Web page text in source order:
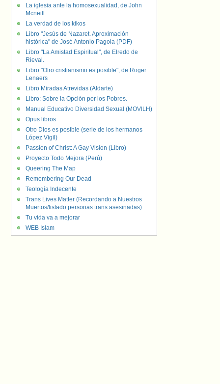
La iglesia ante la homosexualidad, de John
Mcneill
La verdad de los kikos
Libro "Jesús de Nazaret. Aproximación
histórica" de José Antonio Pagola (PDF)
Libro "La Amistad Espiritual", de Elredo de
Rieval.
Libro "Otro cristianismo es posible", de Roger
Lenaers
Libro Miradas Atrevidas (Aldarte)
Libro: Sobre la Opción por los Pobres.
Manual Educativo Diversidad Sexual (MOVILH)
Opus libros
Otro Dios es posible (serie de los hermanos
López Vigil)
Passion of Christ: A Gay Vision (Libro)
Proyecto Todo Mejora (Perú)
Queering The Map
Remembering Our Dead
Teología Indecente
Trans Lives Matter (Recordando a Nuestros
Muertos/listado personas trans asesinadas)
Tu vida va a mejorar
WEB Islam